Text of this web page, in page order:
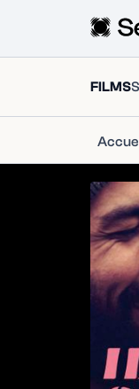
FILMS